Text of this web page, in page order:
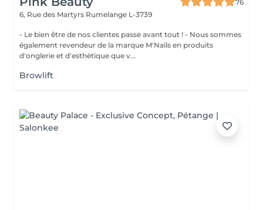
76
6, Rue des Martyrs Rumelange L-3739
- Le bien être de nos clientes passe avant tout ! - Nous sommes
également revendeur de la marque M'Nails en produits
d'onglerie et d'esthétique que v...
Browlift